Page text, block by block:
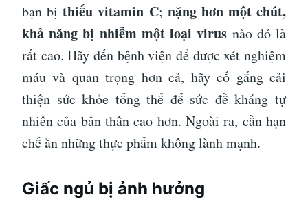
bạn bịthiếu vitamin C; nặng hơn một chút,
khả năng bị nhiễm một loại virus nào đó là
rất cao. Hãy đến bệnh viện để được xét nghiệm
máu và quan trọng hơn cả, hãy cố gắng cải
thiện sức khỏe tổng thể để sức đề kháng tự
nhiên của bản thân cao hơn. Ngoài ra, cần hạn
chế ăn những thực phẩm không lành mạnh.
Giấc ngủ bị ảnh hưởng